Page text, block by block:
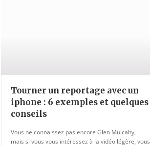
Tourner un reportage avec un
iphone : 6 exemples et quelques
conseils
Vous ne connaissez pas encore Glen Mulcahy,
mais si vous vous intéressez à la vidéo légère, vous